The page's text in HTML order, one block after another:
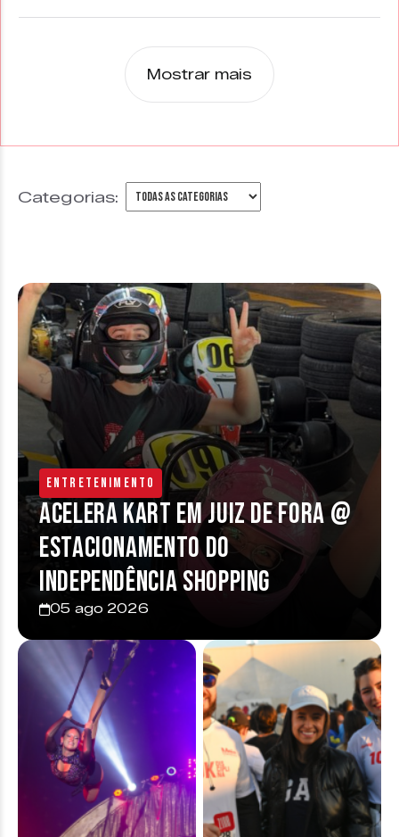
Mostrar mais
Categorias:
Entretenimento
Acelera Kart em Juiz de Fora @
estacionamento do
Independência Shopping
05 ago 2026